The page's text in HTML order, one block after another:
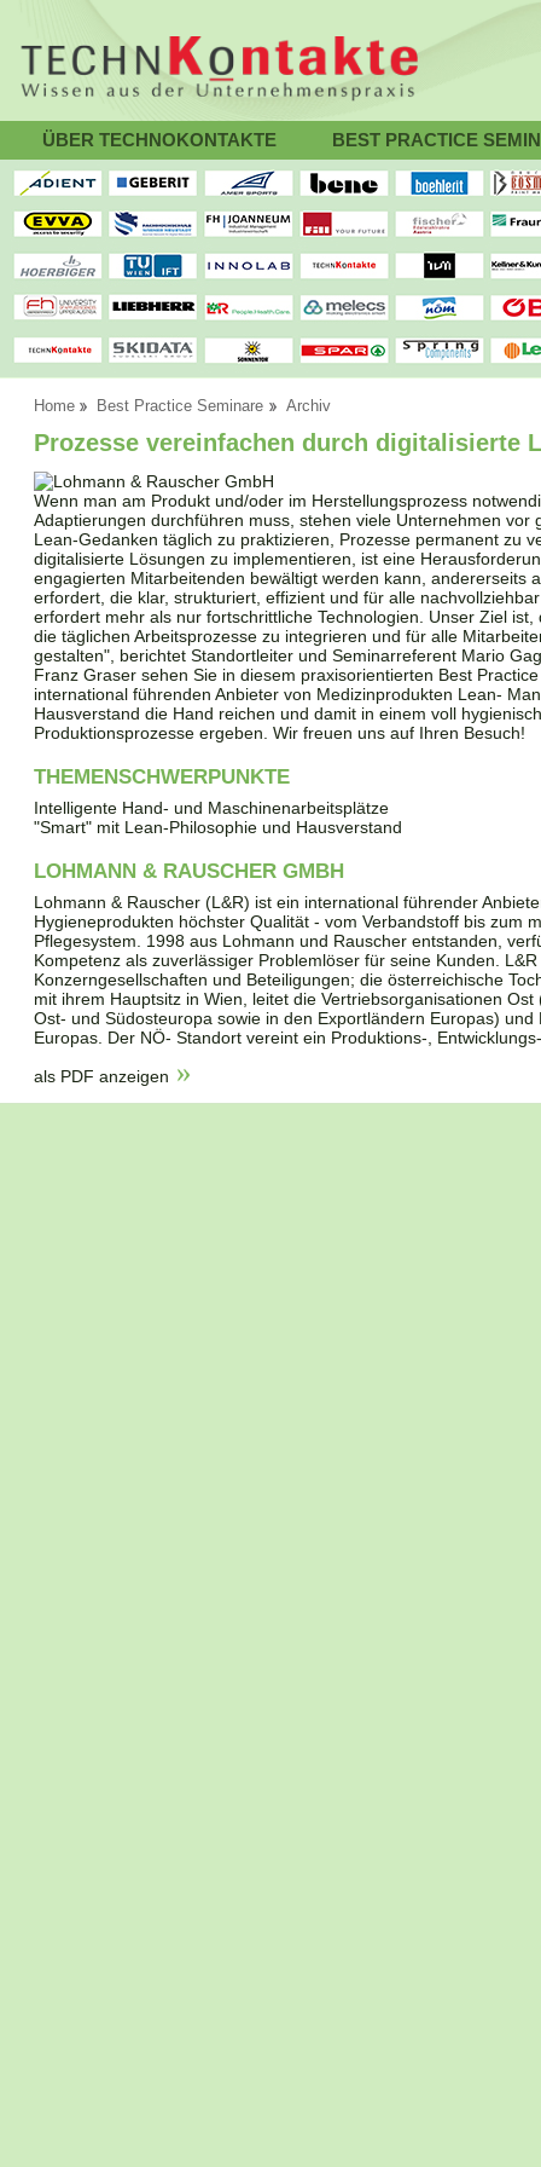
ÜBER TECHNOKONTAKTE BEST PRACTICE
Home Best Practice Seminare Archiv
Prozesse vereinfachen durch digitalisierte
Wenn man am Produkt und/oder im Herstellungsprozess
Adaptierungen durchführen muss, stehen viele Unternehmen vor
Lean-Gedanken täglich zu praktizieren, Prozesse permanent zu
digitalisierte Lösungen zu implementieren, ist eine
engagierten Mitarbeitenden bewältigt werden kann, andererseits
erfordert, die klar, strukturiert, effizient und für alle
erfordert mehr als nur fortschrittliche Technologien. Unser Ziel
die täglichen Arbeitsprozesse zu integrieren und für alle
gestalten", berichtet Standortleiter und Seminarreferent Mario
Franz Graser sehen Sie in diesem praxisorientierten Best
international führenden Anbieter von Medizinprodukten Lean-
Hausverstand die Hand reichen und damit in einem voll
Produktionsprozesse ergeben. Wir freuen uns auf Ihren Besuch!
THEMENSCHWERPUNKTE
Intelligente Hand- und Maschinenarbeitsplätze
"Smart" mit Lean-Philosophie und Hausverstand
LOHMANN & RAUSCHER GMBH
Lohmann & Rauscher (L&R) ist ein international führender
Hygieneprodukten höchster Qualität - vom Verbandstoff bis zum
Pflegesystem. 1998 aus Lohmann und Rauscher entstanden,
Kompetenz als zuverlässiger Problemlöser für seine Kunden.
Konzerngesellschaften und Beteiligungen; die österreichische
mit ihrem Hauptsitz in Wien, leitet die Vertriebsorganisationen
Ost- und Südosteuropa sowie in den Exportländern Europas)
Europas. Der NÖ- Standort vereint ein Produktions-,
als PDF anzeigen